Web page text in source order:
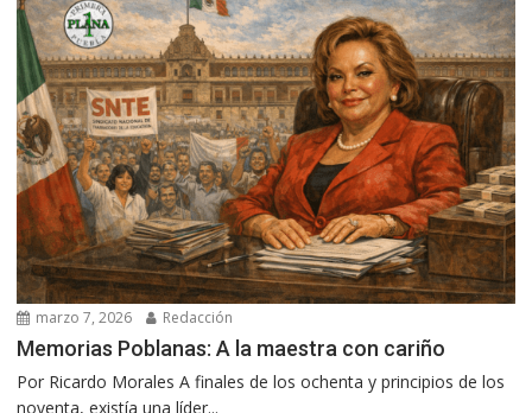
marzo 7, 2026 Redacción
Memorias Poblanas: A la maestra con cariño
Por Ricardo Morales A finales de los ochenta y principios de los
noventa, existía una líder...